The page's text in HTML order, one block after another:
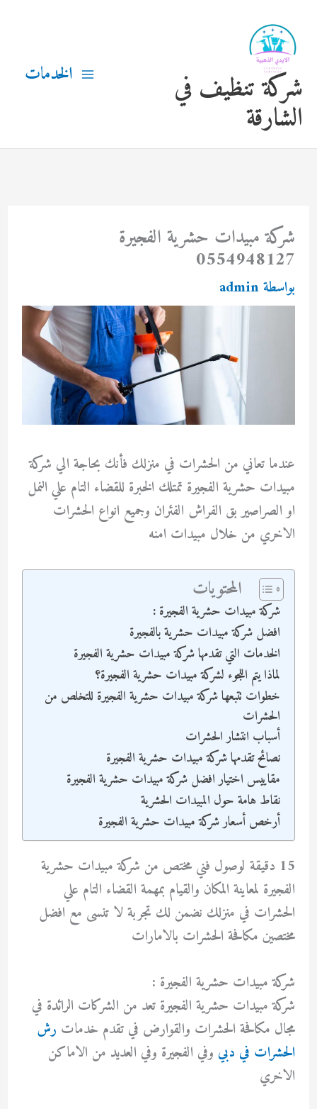
المحتوى
شركة تنظيف في
الشارقة
الخدمات
شركة مبيدات حشرية الفجيرة
0554948127
بواسطةadmin
عندما تعاني من الحشرات في منزلك فأنك بحاجة الي شركة
مبيدات حشرية الفجيرة تمتلك الخبرة للقضاء التام علي النمل
او الصراصير بق الفراش الفئران وجميع انواع الحشرات
الاخري من خلال مبيدات امنه
المحتويات
شركة مبيدات حشرية الفجيرة :
افضل شركة مبيدات حشرية بالفجيرة
الخدمات التي تقدمها شركة مبيدات حشرية الفجيرة
لماذا يتم اللجوء لشركة مبيدات حشرية الفجيرة؟
خطوات تتبعها شركة مبيدات حشرية الفجيرة للتخلص من
الحشرات
أسباب انتشار الحشرات
نصائح تقدمها شركة مبيدات حشرية الفجيرة
مقاييس اختيار افضل شركة مبيدات حشرية الفجيرة
نقاط هامة حول المبيدات الحشرية
أرخص أسعار شركة مبيدات حشرية الفجيرة
15 دقيقة لوصول فني مختص من شركة مبيدات حشرية
الفجيرة لمعاينة المكان والقيام بمهمة القضاء التام علي
الحشرات في منزلك نضمن لك تجربة لا تنسى مع افضل
مختصين مكافحة الحشرات بالامارات
شركة مبيدات حشرية الفجيرة :
شركة مبيدات حشرية الفجيرة تعد من الشركات الرائدة في
مجال مكافحة الحشرات والقوارض في تقدم خدمات رش
الحشرات في دبي وفي الفجيرة وفي العديد من الاماكن
الاخري